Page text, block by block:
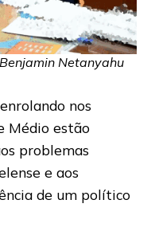
Netanyahu
nos
Médio estão
problemas
e aos
de um político